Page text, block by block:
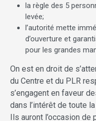
la règle des 5
levée;
l’autorité mette
d’ouverture et
pour les grandes
On est en droit de
du Centre et du PLR
s’engagent en faveur
dans l’intérêt de toute
Ils auront l’occasion